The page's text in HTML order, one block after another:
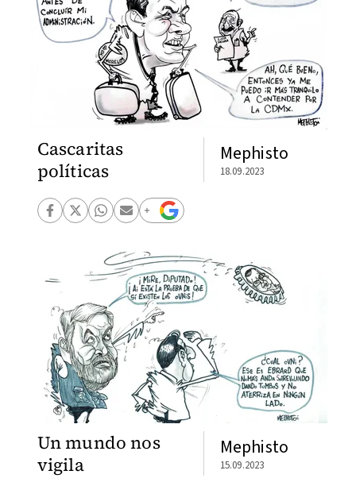
Cascaritas
políticas
Mephisto
18.09.2023
Un mundo nos
vigila
Mephisto
15.09.2023